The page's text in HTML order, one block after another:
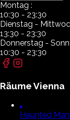
Montag :
10:30 - 23:30
Dienstag -
13:30 - 23:30
Donnerstag -
10:30 - 23:30
RäumeVienna
Haunted